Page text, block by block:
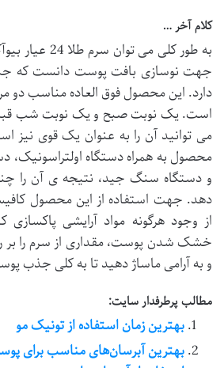
کلام آخر …
به طور کلی می
جهت نوسازی بافت پوست دانست که
دارد. این محصول فوق العاده مناسب دو
است. یک نوبت صبح و یک نوبت شب قبل
می توانید آن را به عنوان یک قوی نیز
محصول به همراه دستگاه
و دستگاه سنگ جید، نتیجه ی آن را
دهد. جهت استفاده از این محصول
از وجود هرگونه مواد آرایشی
خشک شدن پوست، مقداری از سرم را بر
و به آرامی ماساژ دهید تا به کلی جذب
مطالب پرطرفدار سایت:
بهترین زمان استفاده از تونیک مو
بهترین آبرسان­‌های مناسب برای